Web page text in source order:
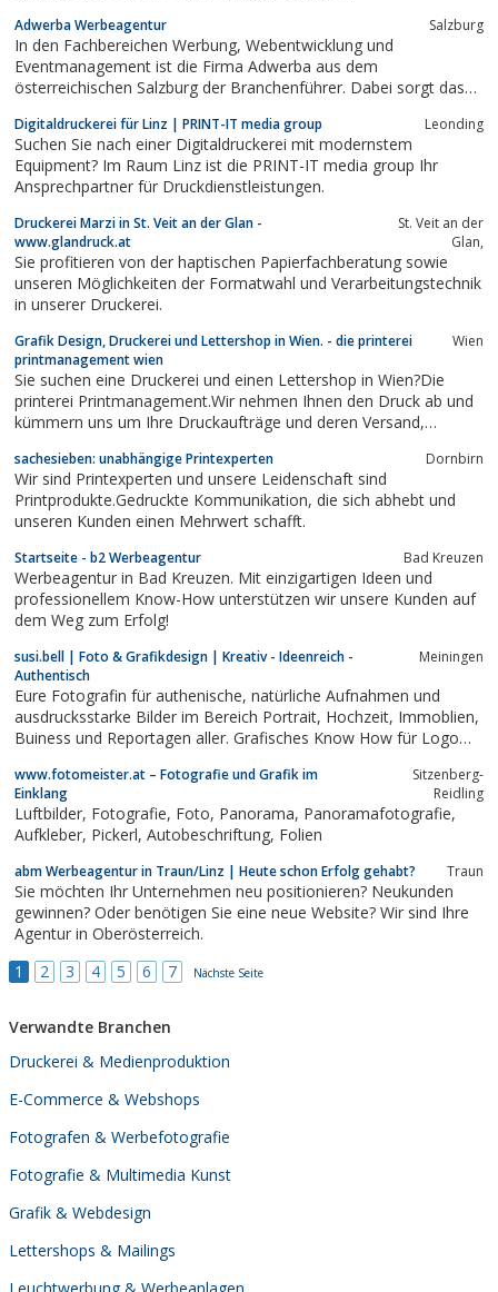
Adwerba Werbeagentur Salzburg
In den Fachbereichen Werbung, Webentwicklung und
Eventmanagement ist die Firma Adwerba aus dem
österreichischen Salzburg der Branchenführer. Dabei sorgt das
ausgeklügelte Marketingmaßnahmen für die Kunden.
Digitaldruckerei für Linz | PRINT-IT media group Leonding
Suchen Sie nach einer Digitaldruckerei mit modernstem
Equipment? Im Raum Linz ist die PRINT-IT media group Ihr
Ansprechpartner für Druckdienstleistungen.
Druckerei Marzi in St. Veit an der Glan -
www.glandruck.at
St. Veit an der
Glan,
Sie profitieren von der haptischen Papierfachberatung sowie
unseren Möglichkeiten der Formatwahl und Verarbeitungstechnik
in unserer Druckerei.
Grafik Design, Druckerei und Lettershop in Wien. - die printerei
printmanagement wien
Wien
Sie suchen eine Druckerei und einen Lettershop in Wien?Die
printerei Printmanagement.Wir nehmen Ihnen den Druck ab und
kümmern uns um Ihre Druckaufträge und deren Versand,
kostenoptimiert und aus einer Hand.
sachesieben: unabhängige Printexperten Dornbirn
Wir sind Printexperten und unsere Leidenschaft sind
Printprodukte.Gedruckte Kommunikation, die sich abhebt und
unseren Kunden einen Mehrwert schafft.
Startseite - b2 Werbeagentur Bad Kreuzen
Werbeagentur in Bad Kreuzen. Mit einzigartigen Ideen und
professionellem Know-How unterstützen wir unsere Kunden auf
dem Weg zum Erfolg!
susi.bell | Foto & Grafikdesign | Kreativ - Ideenreich -
Authentisch
Meiningen
Eure Fotografin für authenische, natürliche Aufnahmen und
ausdrucksstarke Bilder im Bereich Portrait, Hochzeit, Immoblien,
Buiness und Reportagen aller. Grafisches Know How für Logo
www.fotomeister.at – Fotografie und Grafik im
Einklang
Sitzenberg-
Reidling
Luftbilder, Fotografie, Foto, Panorama, Panoramafotografie,
Aufkleber, Pickerl, Autobeschriftung, Folien
abm Werbeagentur in Traun/Linz | Heute schon Erfolg gehabt? Traun
Sie möchten Ihr Unternehmen neu positionieren? Neukunden
gewinnen? Oder benötigen Sie eine neue Website? Wir sind Ihre
Agentur in Oberösterreich.
1
2 3 4 5 6 7 Nächste Seite
Verwandte Branchen
Druckerei & Medienproduktion
E-Commerce & Webshops
Fotografen & Werbefotografie
Fotografie & Multimedia Kunst
Grafik & Webdesign
Lettershops & Mailings